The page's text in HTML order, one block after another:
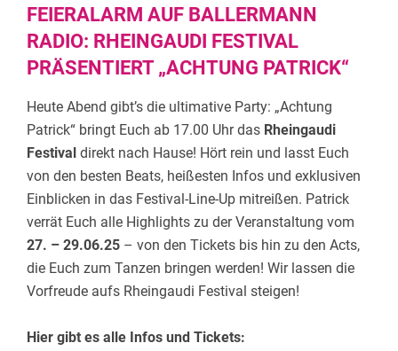
FEIERALARM AUF BALLERMANN
RADIO: RHEINGAUDI FESTIVAL
PRÄSENTIERT „ACHTUNG PATRICK“
Heute Abend gibt’s die ultimative Party: „Achtung
Patrick“ bringt Euch ab 17.00 Uhr das Rheingaudi
Festival direkt nach Hause! Hört rein und lasst Euch
von den besten Beats, heißesten Infos und exklusiven
Einblicken in das Festival-Line-Up mitreißen. Patrick
verrät Euch alle Highlights zu der Veranstaltung vom
27. – 29.06.25 – von den Tickets bis hin zu den Acts,
die Euch zum Tanzen bringen werden! Wir lassen die
Vorfreude aufs Rheingaudi Festival steigen!
Hier gibt es alle Infos und Tickets: